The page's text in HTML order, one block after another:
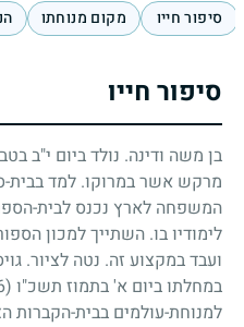
סיפור חייו מקום מנוחתו
סיפור חייו
בן משה ודינה. נולד ביום י"ב
מרקש אשר במרוקו. למד
המשפחה לארץ נכנס לבית-
לימודיו בו. השתייך למכון
ועבד במקצוע זה. נטה לציור.
במחלתו ביום א' בתמוז תשכ"ו (19.6.1966)
למנוחת-עולמים בבית-הקברות